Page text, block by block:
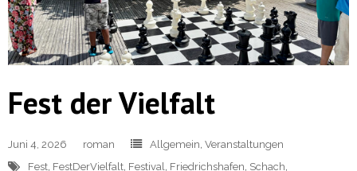
Fest der Vielfalt
Juni 4, 2026 roman Allgemein, Veranstaltungen
Fest, FestDerVielfalt, Festival, Friedrichshafen, Schach,